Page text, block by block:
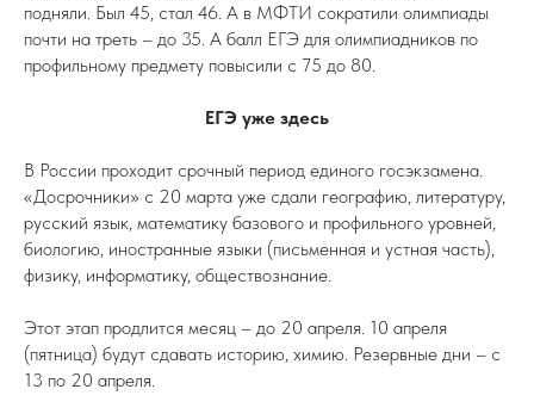
подняли. Был 45, стал 46. А в МФТИ сократили олимпиады
почти на треть – до 35. А балл ЕГЭ для олимпиадников по
профильному предмету повысили с 75 до 80.
ЕГЭ уже здесь
В России проходит срочный период единого госэкзамена.
«Досрочники» с 20 марта уже сдали географию, литературу,
русский язык, математику базового и профильного уровней,
биологию, иностранные языки (письменная и устная часть),
физику, информатику, обществознание.
Этот этап продлится месяц – до 20 апреля. 10 апреля
(пятница) будут сдавать историю, химию. Резервные дни – с
13 по 20 апреля.